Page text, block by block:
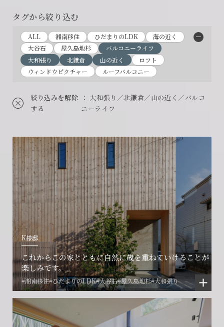
タグから絞り込む
ALL 湘南移住 ひだまりのLDK
海の近く
大谷石
屋久島地杉
バルコニーライフ
大和張り
北鎌倉 山の近く
ロフト
ウィンドウピクチャー
ルーフバルコニー
絞り込みを解除
する
： 大和張り／北鎌倉／山の近く／バルコ
ニーライフ
K様邸
これからこの家とともに自然に歳を重ねていけることが
楽しみです。
#湘南移住#ひだまりのLDK#大谷石#屋久島地杉#大和張り